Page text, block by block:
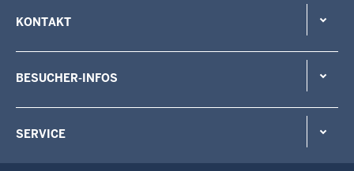
KONTAKT
BESUCHER-INFOS
SERVICE